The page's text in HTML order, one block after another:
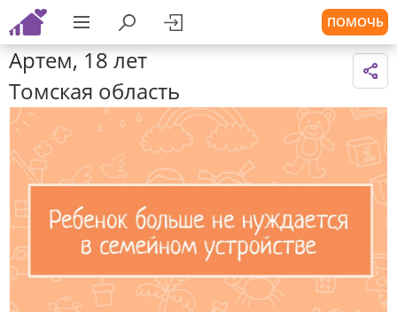
ПОМОЧЬ
Артем, 18 лет
Томская область